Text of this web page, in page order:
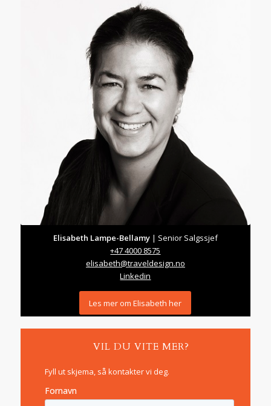
Elisabeth Lampe-Bellamy| Senior Salgssjef
+47 4000 8575
elisabeth@traveldesign.no
Linkedin
Les mer om Elisabeth her
VIL DU VITE MER?
Fyll ut skjema, så kontakter vi deg.